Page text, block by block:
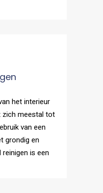
het interieur
zich meestal tot
van een
grondig en
is een